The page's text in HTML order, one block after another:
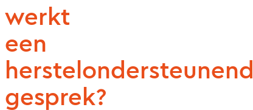
werkt
een
herstelondersteunend
gesprek?